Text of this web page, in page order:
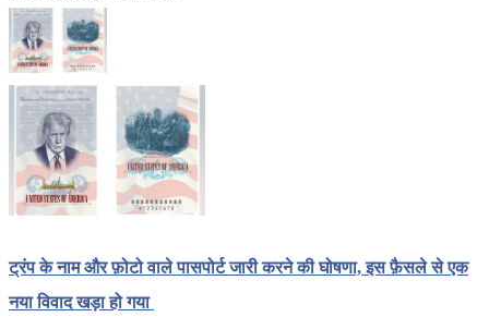
ट्रंप के नाम और फ़ोटो वाले पासपोर्ट जारी करने की घोषणा, इस फ़ैसले से एक
नया विवाद खड़ा हो गया